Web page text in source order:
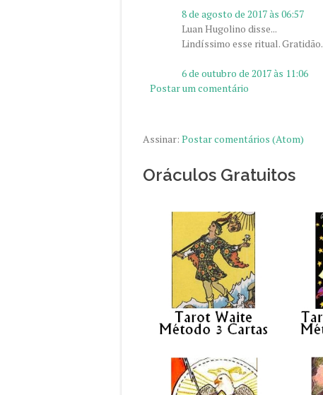
8 de agosto de 2017 às 06:57
Luan Hugolino disse...
Lindíssimo esse ritual. Gratidão.
6 de outubro de 2017 às 11:06
Postar um comentário
Assinar: Postar comentários (Atom)
Oráculos Gratuitos